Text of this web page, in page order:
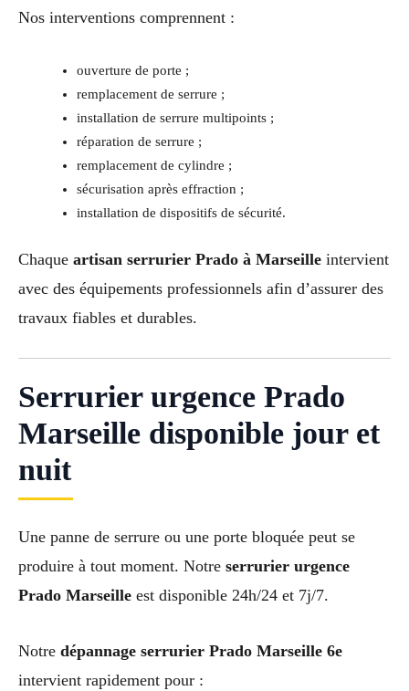
Nos interventions comprennent :
ouverture de porte ;
remplacement de serrure ;
installation de serrure multipoints ;
réparation de serrure ;
remplacement de cylindre ;
sécurisation après effraction ;
installation de dispositifs de sécurité.
Chaque artisan serrurier Prado à Marseille intervient
avec des équipements professionnels afin d’assurer des
travaux fiables et durables.
Serrurier urgence Prado
Marseille disponible jour et
nuit
Une panne de serrure ou une porte bloquée peut se
produire à tout moment. Notre serrurier urgence
Prado Marseille est disponible 24h/24 et 7j/7.
Notre dépannage serrurier Prado Marseille 6e
intervient rapidement pour :